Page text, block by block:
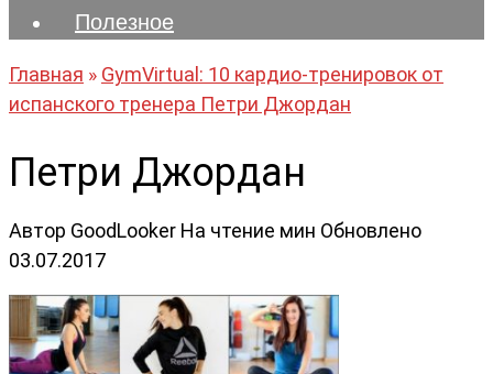
Полезноe
Главная » GymVirtual: 10 кардио-тренировок от
испанского тренера Петри Джордан
Петри Джордан
Автор GoodLooker На чтение мин Обновлено
03.07.2017